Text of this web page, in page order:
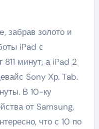
забрав золото и
iPad с
минут, а iPad 2
Sony Хр. Tab.
В 10-ку
от Samsung,
что с 10 по